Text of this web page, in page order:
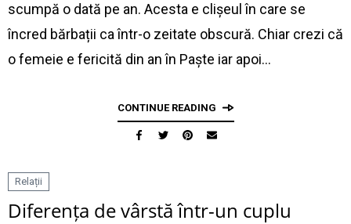
scumpă o dată pe an. Acesta e clișeul în care se
încred bărbații ca într-o zeitate obscură. Chiar crezi că
o femeie e fericită din an în Paște iar apoi…
CONTINUE READING
Relații
Diferența de vârstă într-un cuplu